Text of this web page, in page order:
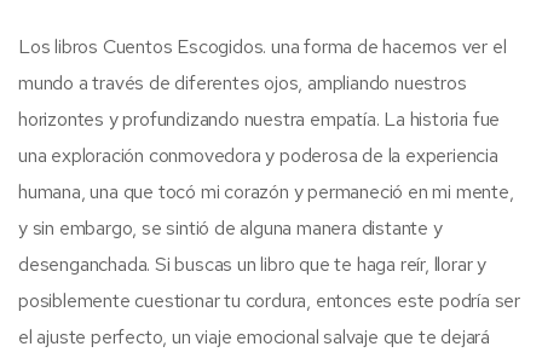
Los libros Cuentos Escogidos. una forma de hacernos ver el
mundo a través de diferentes ojos, ampliando nuestros
horizontes y profundizando nuestra empatía. La historia fue
una exploración conmovedora y poderosa de la experiencia
humana, una que tocó mi corazón y permaneció en mi mente,
y sin embargo, se sintió de alguna manera distante y
desenganchada. Si buscas un libro que te haga reír, llorar y
posiblemente cuestionar tu cordura, entonces este podría ser
el ajuste perfecto, un viaje emocional salvaje que te dejará